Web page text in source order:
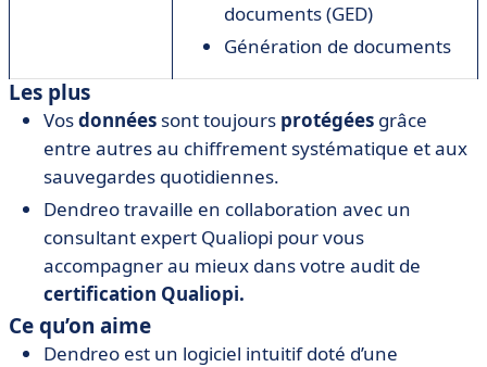
documents (GED)
Génération de documents
Les plus
Vosdonnées sont toujours protégées grâce
entre autres au chiffrement systématique et aux
sauvegardes quotidiennes.
Dendreo travaille en collaboration avec un
consultant expert Qualiopi pour vous
accompagner au mieux dans votre audit de
certification Qualiopi.
Ce qu’on aime
Dendreo est un logiciel intuitif doté d’une